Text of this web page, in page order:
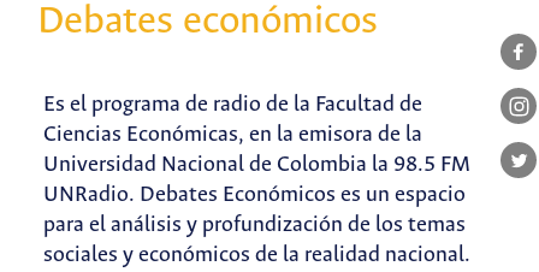
Debates económicos
Es el programa de radio de la Facultad de
Ciencias Económicas, en la emisora de la
Universidad Nacional de Colombia la 98.5 FM
UNRadio. Debates Económicos es un espacio
para el análisis y profundización de los temas
sociales y económicos de la realidad nacional.